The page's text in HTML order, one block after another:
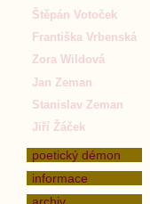
Štěpán Votoček
Františka Vrbenská
Zora Wildová
Jan Zeman
Stanislav Zeman
Jiří Žáček
poetický démon
informace
archiv